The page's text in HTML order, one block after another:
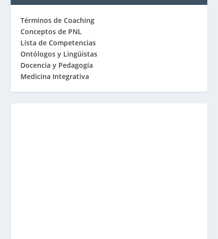
Términos de Coaching
Conceptos de PNL
Lista de Competencias
Ontólogos y Lingüistas
Docencia y Pedagogía
Medicina Integrativa